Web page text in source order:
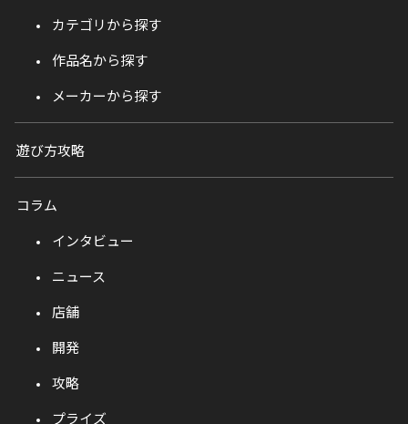
カテゴリから探す
作品名から探す
メーカーから探す
遊び方攻略
コラム
インタビュー
ニュース
店舗
開発
攻略
プライズ